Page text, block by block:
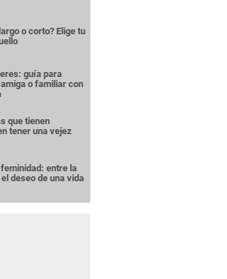
o corto? Elige tu
guía para
o familiar con
que tienen
tener una vejez
entre la
deseo de una vida